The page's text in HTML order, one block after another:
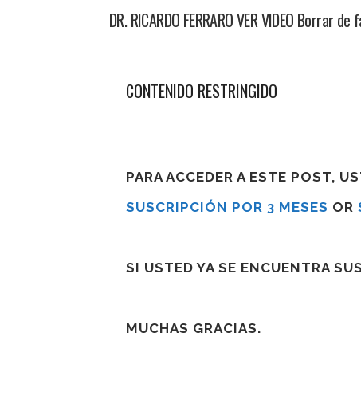
DR. RICARDO FERRARO VER VIDEO Borrar
CONTENIDO RESTRINGIDO
PARA ACCEDER A ESTE POST,
SUSCRIPCIÓN POR 3 MESES OR
SI USTED YA SE ENCUENTRA
MUCHAS GRACIAS.